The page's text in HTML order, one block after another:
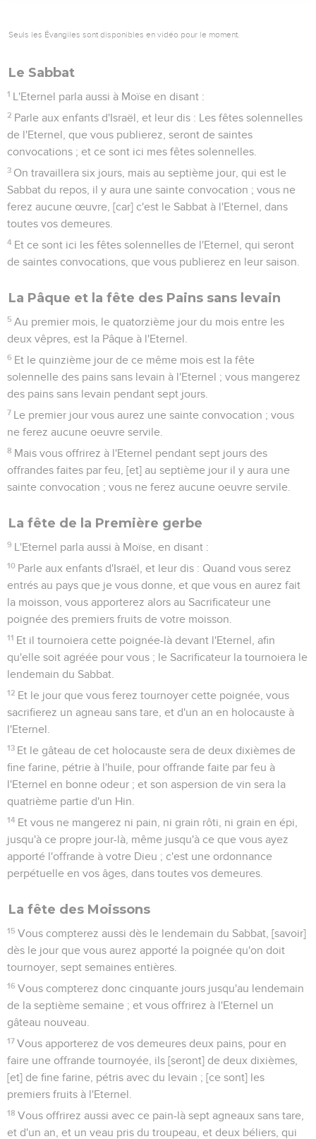
Seuls les Évangiles sont disponibles en vidéo pour le moment.
Le Sabbat
1 L'Eternel parla aussi à Moïse en disant :
2 Parle aux enfants d'Israël, et leur dis : Les fêtes solennelles
de l'Eternel, que vous publierez, seront de saintes
convocations ; et ce sont ici mes fêtes solennelles.
3 On travaillera six jours, mais au septième jour, qui est le
Sabbat du repos, il y aura une sainte convocation ; vous ne
ferez aucune œuvre, [car] c'est le Sabbat à l'Eternel, dans
toutes vos demeures.
4 Et ce sont ici les fêtes solennelles de l'Eternel, qui seront
de saintes convocations, que vous publierez en leur saison.
La Pâque et la fête des Pains sans levain
5 Au premier mois, le quatorzième jour du mois entre les
deux vêpres, est la Pâque à l'Eternel.
6 Et le quinzième jour de ce même mois est la fête
solennelle des pains sans levain à l'Eternel ; vous mangerez
des pains sans levain pendant sept jours.
7 Le premier jour vous aurez une sainte convocation ; vous
ne ferez aucune oeuvre servile.
8 Mais vous offrirez à l'Eternel pendant sept jours des
offrandes faites par feu, [et] au septième jour il y aura une
sainte convocation ; vous ne ferez aucune oeuvre servile.
La fête de la Première gerbe
9 L'Eternel parla aussi à Moïse, en disant :
10 Parle aux enfants d'Israël, et leur dis : Quand vous serez
entrés au pays que je vous donne, et que vous en aurez fait
la moisson, vous apporterez alors au Sacrificateur une
poignée des premiers fruits de votre moisson.
11 Et il tournoiera cette poignée-là devant l'Eternel, afin
qu'elle soit agréée pour vous ; le Sacrificateur la tournoiera le
lendemain du Sabbat.
12 Et le jour que vous ferez tournoyer cette poignée, vous
sacrifierez un agneau sans tare, et d'un an en holocauste à
l'Eternel.
13 Et le gâteau de cet holocauste sera de deux dixièmes de
fine farine, pétrie à l'huile, pour offrande faite par feu à
l'Eternel en bonne odeur ; et son aspersion de vin sera la
quatrième partie d'un Hin.
14 Et vous ne mangerez ni pain, ni grain rôti, ni grain en épi,
jusqu'à ce propre jour-là, même jusqu'à ce que vous ayez
apporté l'offrande à votre Dieu ; c'est une ordonnance
perpétuelle en vos âges, dans toutes vos demeures.
La fête des Moissons
15 Vous compterez aussi dès le lendemain du Sabbat, [savoir]
dès le jour que vous aurez apporté la poignée qu'on doit
tournoyer, sept semaines entières.
16 Vous compterez donc cinquante jours jusqu'au lendemain
de la septième semaine ; et vous offrirez à l'Eternel un
gâteau nouveau.
17 Vous apporterez de vos demeures deux pains, pour en
faire une offrande tournoyée, ils [seront] de deux dixièmes,
[et] de fine farine, pétris avec du levain ; [ce sont] les
premiers fruits à l'Eternel.
18 Vous offrirez aussi avec ce pain-là sept agneaux sans tare,
et d'un an, et un veau pris du troupeau, et deux béliers, qui